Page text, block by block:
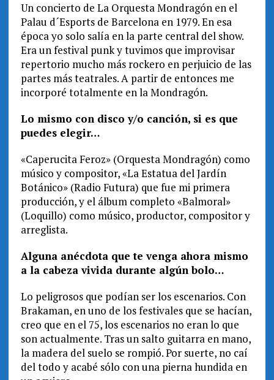
Un concierto de La Orquesta Mondragón en el
Palau d´Esports de Barcelona en 1979. En esa
época yo solo salía en la parte central del show.
Era un festival punk y tuvimos que improvisar
repertorio mucho más rockero en perjuicio de las
partes más teatrales. A partir de entonces me
incorporé totalmente en la Mondragón.
Lo mismo con disco y/o canción, si es que
puedes elegir…
«Caperucita Feroz» (Orquesta Mondragón) como
músico y compositor, «La Estatua del Jardín
Botánico» (Radio Futura) que fue mi primera
producción, y el álbum completo «Balmoral»
(Loquillo) como músico, productor, compositor y
arreglista.
Alguna anécdota que te venga ahora mismo
a la cabeza vivida durante algún bolo…
Lo peligrosos que podían ser los escenarios. Con
Brakaman, en uno de los festivales que se hacían,
creo que en el 75, los escenarios no eran lo que
son actualmente. Tras un salto guitarra en mano,
la madera del suelo se rompió. Por suerte, no caí
del todo y acabé sólo con una pierna hundida en